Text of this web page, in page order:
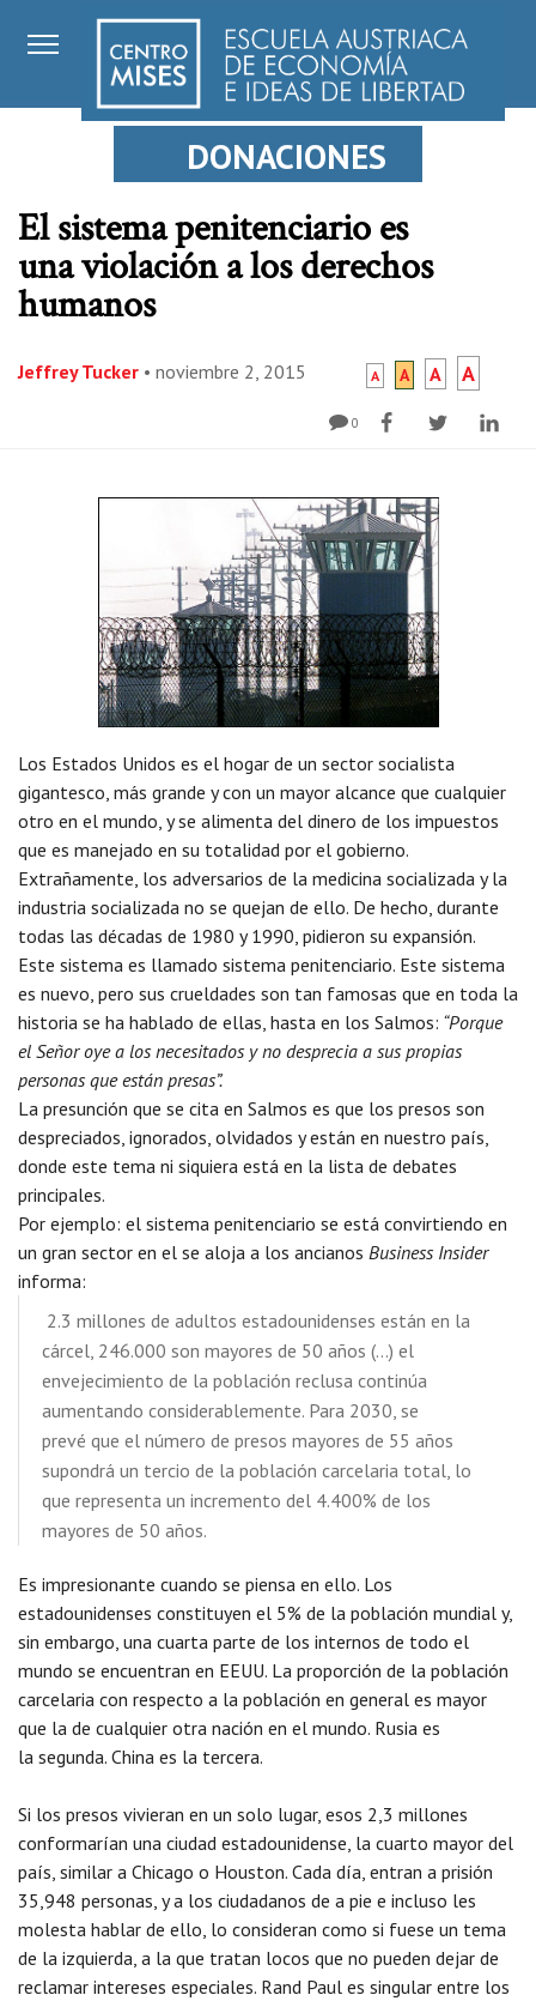
DONACIONES
El sistema penitenciario es
una violación a los derechos
humanos
Jeffrey Tucker • noviembre 2, 2015 A A A A
0
Los Estados Unidos es el hogar de un sector socialista
gigantesco, más grande y con un mayor alcance que cualquier
otro en el mundo, y se alimenta del dinero de los impuestos
que es manejado en su totalidad por el gobierno.
Extrañamente, los adversarios de la medicina socializada y la
industria socializada no se quejan de ello. De hecho, durante
todas las décadas de 1980 y 1990, pidieron su expansión.
Este sistema es llamado sistema penitenciario. Este sistema
es nuevo, pero sus crueldades son tan famosas que en toda la
historia se ha hablado de ellas, hasta en los Salmos: “Porque
el Señor oye a los necesitados y no desprecia a sus propias
personas que están presas”.
La presunción que se cita en Salmos es que los presos son
despreciados, ignorados, olvidados y están en nuestro país,
donde este tema ni siquiera está en la lista de debates
principales.
Por ejemplo: el sistema penitenciario se está convirtiendo en
un gran sector en el se aloja a los ancianos Business Insider
informa:
2.3 millones de adultos estadounidenses están en la
cárcel, 246.000 son mayores de 50 años (…) el
envejecimiento de la población reclusa continúa
aumentando considerablemente. Para 2030, se
prevé que el número de presos mayores de 55 años
supondrá un tercio de la población carcelaria total, lo
que representa un incremento del 4.400% de los
mayores de 50 años.
Es impresionante cuando se piensa en ello. Los
estadounidenses constituyen el 5% de la población mundial y,
sin embargo, una cuarta parte de los internos de todo el
mundo se encuentran en EEUU. La proporción de la población
carcelaria con respecto a la población en general es mayor
que la de cualquier otra nación en el mundo. Rusia es
la segunda. China es la tercera.
Si los presos vivieran en un solo lugar, esos 2,3 millones
conformarían una ciudad estadounidense, la cuarto mayor del
país, similar a Chicago o Houston. Cada día, entran a prisión
35,948 personas, y a los ciudadanos de a pie e incluso les
molesta hablar de ello, lo consideran como si fuese un tema
de la izquierda, a la que tratan locos que no pueden dejar de
reclamar intereses especiales. Rand Paul es singular entre los